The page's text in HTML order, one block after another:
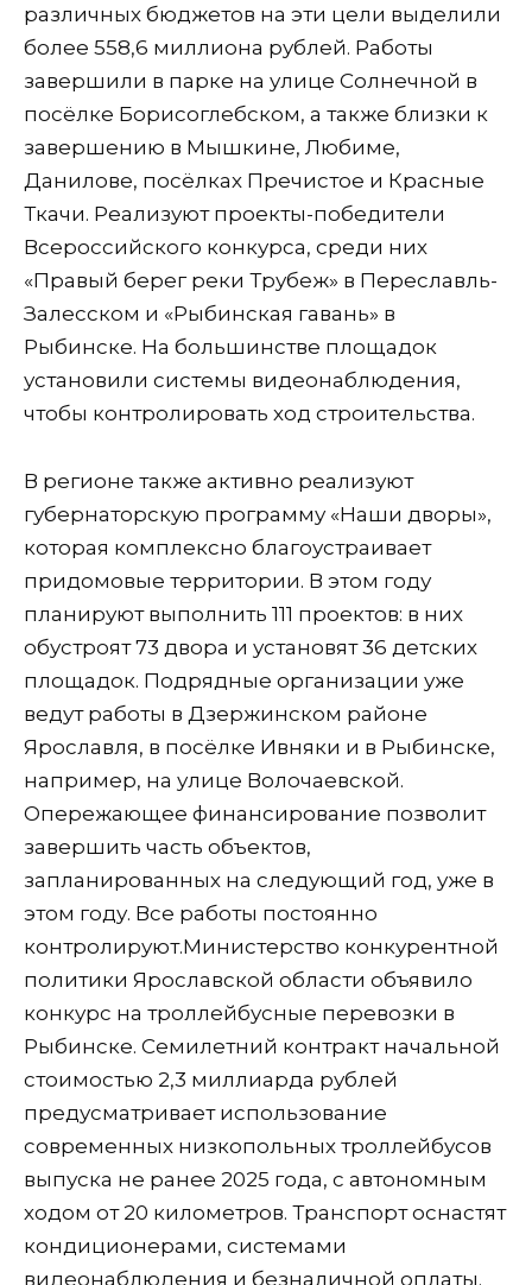
различных бюджетов на эти цели выделили
более 558,6 миллиона рублей. Работы
завершили в парке на улице Солнечной в
посёлке Борисоглебском, а также близки к
завершению в Мышкине, Любиме,
Данилове, посёлках Пречистое и Красные
Ткачи. Реализуют проекты-победители
Всероссийского конкурса, среди них
«Правый берег реки Трубеж» в Переславль-
Залесском и «Рыбинская гавань» в
Рыбинске. На большинстве площадок
установили системы видеонаблюдения,
чтобы контролировать ход строительства.
В регионе также активно реализуют
губернаторскую программу «Наши дворы»,
которая комплексно благоустраивает
придомовые территории. В этом году
планируют выполнить 111 проектов: в них
обустроят 73 двора и установят 36 детских
площадок. Подрядные организации уже
ведут работы в Дзержинском районе
Ярославля, в посёлке Ивняки и в Рыбинске,
например, на улице Волочаевской.
Опережающее финансирование позволит
завершить часть объектов,
запланированных на следующий год, уже в
этом году. Все работы постоянно
контролируют.Министерство конкурентной
политики Ярославской области объявило
конкурс на троллейбусные перевозки в
Рыбинске. Семилетний контракт начальной
стоимостью 2,3 миллиарда рублей
предусматривает использование
современных низкопольных троллейбусов
выпуска не ранее 2025 года, с автономным
ходом от 20 километров. Транспорт оснастят
кондиционерами, системами
видеонаблюдения и безналичной оплаты.